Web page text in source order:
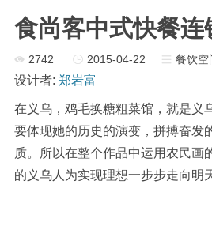
食尚客中式快餐连
2742 2015-04-22 餐饮空
设计者: 郑岩富
在义乌，鸡毛换糖粗菜馆，就是义
要体现她的历史的演变，拼搏奋发
质。所以在整个作品中运用农民画
的义乌人为实现理想一步步走向明